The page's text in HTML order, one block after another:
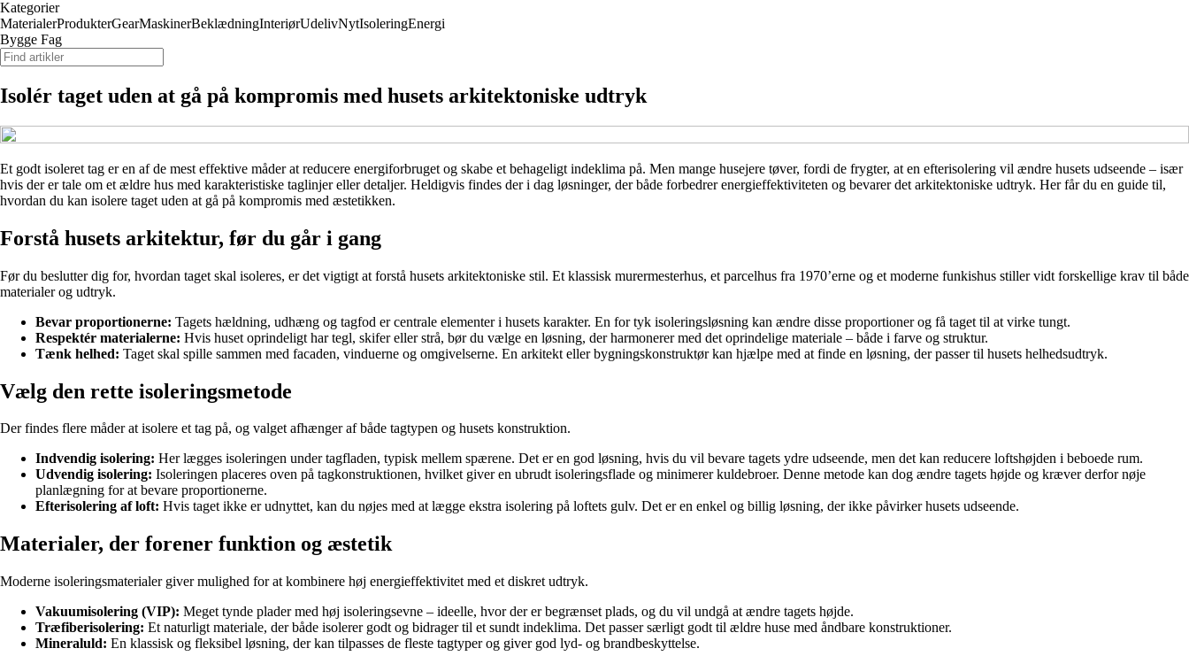
Kategorier
MaterialerProdukterGearMaskinerBeklædningInteriørUdelivNytIsoleringEnergi
Bygge Fag
Isolér taget uden at gå på kompromis med husets arkitektoniske udtryk
Et godt isoleret tag er en af de mest effektive måder at reducere energiforbruget og skabe et behageligt indeklima på. Men mange husejere tøver, fordi de frygter, at en efterisolering vil ændre husets udseende – især
hvis der er tale om et ældre hus med karakteristiske taglinjer eller detaljer. Heldigvis findes der i dag løsninger, der både forbedrer energieffektiviteten og bevarer det arkitektoniske udtryk. Her får du en guide til,
hvordan du kan isolere taget uden at gå på kompromis med æstetikken.
Forstå husets arkitektur, før du går i gang
Før du beslutter dig for, hvordan taget skal isoleres, er det vigtigt at forstå husets arkitektoniske stil. Et klassisk murermesterhus, et parcelhus fra 1970’erne og et moderne funkishus stiller vidt forskellige krav til både
materialer og udtryk.
Bevar proportionerne: Tagets hældning, udhæng og tagfod er centrale elementer i husets karakter. En for tyk isoleringsløsning kan ændre disse proportioner og få taget til at virke tungt.
Respektér materialerne: Hvis huset oprindeligt har tegl, skifer eller strå, bør du vælge en løsning, der harmonerer med det oprindelige materiale – både i farve og struktur.
Tænk helhed: Taget skal spille sammen med facaden, vinduerne og omgivelserne. En arkitekt eller bygningskonstruktør kan hjælpe med at finde en løsning, der passer til husets helhedsudtryk.
Vælg den rette isoleringsmetode
Der findes flere måder at isolere et tag på, og valget afhænger af både tagtypen og husets konstruktion.
Indvendig isolering: Her lægges isoleringen under tagfladen, typisk mellem spærene. Det er en god løsning, hvis du vil bevare tagets ydre udseende, men det kan reducere loftshøjden i beboede rum.
Udvendig isolering: Isoleringen placeres oven på tagkonstruktionen, hvilket giver en ubrudt isoleringsflade og minimerer kuldebroer. Denne metode kan dog ændre tagets højde og kræver derfor nøje
planlægning for at bevare proportionerne.
Efterisolering af loft: Hvis taget ikke er udnyttet, kan du nøjes med at lægge ekstra isolering på loftets gulv. Det er en enkel og billig løsning, der ikke påvirker husets udseende.
Materialer, der forener funktion og æstetik
Moderne isoleringsmaterialer giver mulighed for at kombinere høj energieffektivitet med et diskret udtryk.
Vakuumisolering (VIP): Meget tynde plader med høj isoleringsevne – ideelle, hvor der er begrænset plads, og du vil undgå at ændre tagets højde.
Træfiberisolering: Et naturligt materiale, der både isolerer godt og bidrager til et sundt indeklima. Det passer særligt godt til ældre huse med åndbare konstruktioner.
Mineraluld: En klassisk og fleksibel løsning, der kan tilpasses de fleste tagtyper og giver god lyd- og brandbeskyttelse.